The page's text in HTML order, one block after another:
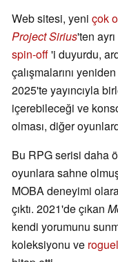
Web sitesi, yeni çok
Project Sirius'ten
spin-off'i duyurdu,
çalışmalarını
2025'te yayıncıyla
içerebileceği ve
olması, diğer
Bu RPG serisi daha
oyunlara sahne
MOBA deneyimi
çıktı. 2021'de çıkan
kendi yorumunu
koleksiyonu ve